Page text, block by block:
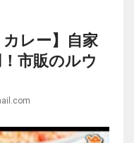
カレー】自家
市販のルウ